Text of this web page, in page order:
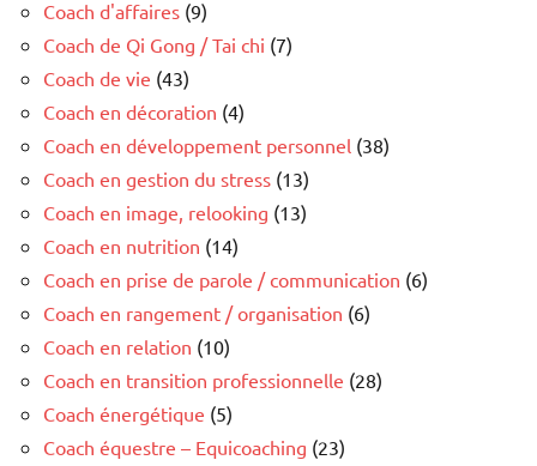
Coach d'affaires (9)
Coach de Qi Gong / Tai chi (7)
Coach de vie (43)
Coach en décoration (4)
Coach en développement personnel (38)
Coach en gestion du stress (13)
Coach en image, relooking (13)
Coach en nutrition (14)
Coach en prise de parole / communication (6)
Coach en rangement / organisation (6)
Coach en relation (10)
Coach en transition professionnelle (28)
Coach énergétique (5)
Coach équestre – Equicoaching (23)